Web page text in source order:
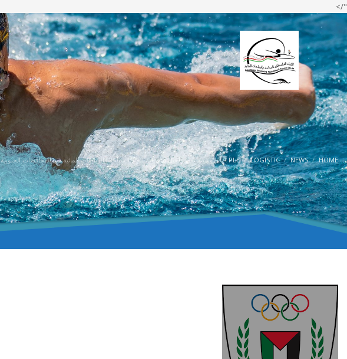
"/>
HOME
NEWS
LOGISTIC
PLE الاولمبية تقرر تأجيل انتخابات اتحاد السباحة والرياضات المائية في المحافظات الجنوبية